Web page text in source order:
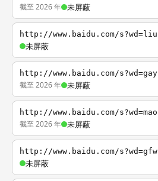
截至 2026 年 未屏蔽
http://www.baidu.com/s?wd=liu
未屏蔽
http://www.baidu.com/s?wd=gay
截至 2026 年 未屏蔽
http://www.baidu.com/s?wd=mao
截至 2026 年 未屏蔽
http://www.baidu.com/s?wd=gfw
未屏蔽